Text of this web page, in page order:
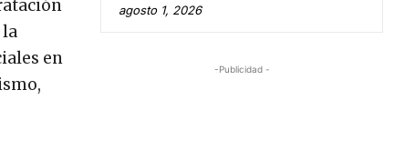
la
en
agosto 1, 2026
-Publicidad -